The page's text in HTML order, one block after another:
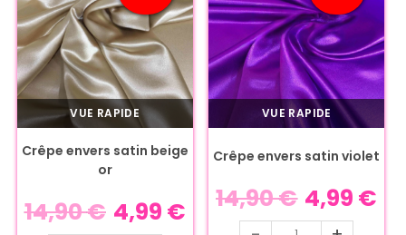
VUE RAPIDE
Crêpe envers satin beige
or
14,90€ 4,99 €
VUE RAPIDE
Crêpe envers satin violet
14,90€ 4,99 €